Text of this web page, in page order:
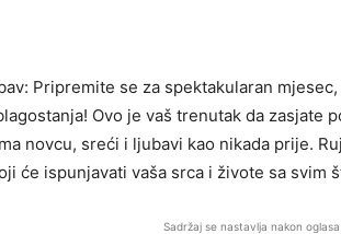
Pripremite se za spektakularan
Ovo je vaš trenutak da zasjate
novcu, sreći i ljubavi kao nikada prije.
će ispunjavati vaša srca i živote sa svim
Sadržaj se nastavlja nakon oglasa